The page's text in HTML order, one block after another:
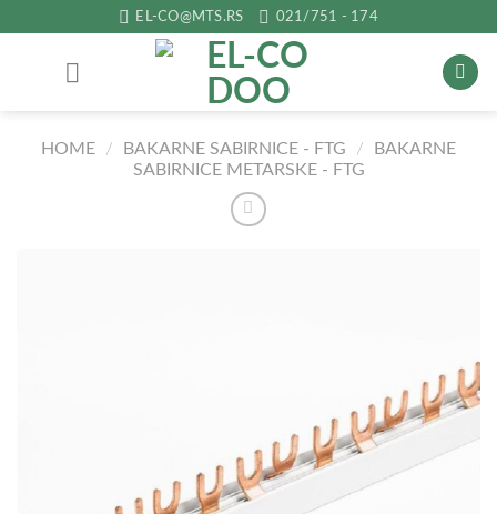
EL-CO@MTS.RS 021/751 - 174
HOME / BAKARNE SABIRNICE - FTG /
BAKARNE
SABIRNICE METARSKE - FTG